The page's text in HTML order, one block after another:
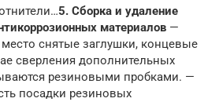
5. Сборка и удаление
материалов —
снятые заглушки, концевые
сверления дополнительных
резиновыми пробками. —
посадки резиновых